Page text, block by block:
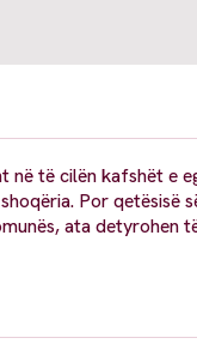
në të cilën kafshët e
Por qetësisë
ata detyrohen